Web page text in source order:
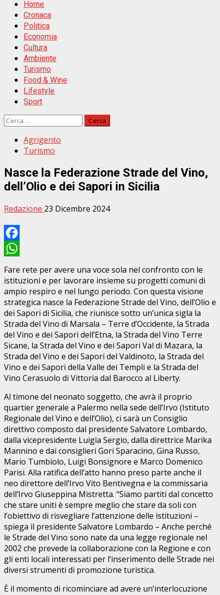
Home
Cronaca
Politica
Economia
Cultura
Ambiente
Turismo
Food & Wine
Lifestyle
Sport
Ricerca
Agrigento
Turismo
Nasce la Federazione Strade del Vino,
dell’Olio e dei Sapori in Sicilia
Redazione 23 Dicembre 2024
Facebook
WhatsApp
Fare rete per avere una voce sola nel confronto con le
istituzioni e per lavorare insieme su progetti comuni di
ampio respiro e nel lungo periodo. Con questa visione
strategica nasce la Federazione Strade del Vino, dell’Olio e
dei Sapori di Sicilia, che riunisce sotto un’unica sigla la
Strada del Vino di Marsala – Terre d’Occidente, la Strada
del Vino e dei Sapori dell’Etna, la Strada del Vino Terre
Sicane, la Strada del Vino e dei Sapori Val di Mazara, la
Strada del Vino e dei Sapori del Valdinoto, la Strada del
Vino e dei Sapori della Valle dei Templi e la Strada del
Vino Cerasuolo di Vittoria dal Barocco al Liberty.
Al timone del neonato soggetto, che avrà il proprio
quartier generale a Palermo nella sede dell’Irvo (Istituto
Regionale del Vino e dell’Olio), ci sarà un Consiglio
direttivo composto dal presidente Salvatore Lombardo,
dalla vicepresidente Luigia Sergio, dalla direttrice Marika
Mannino e dai consiglieri Gori Sparacino, Gina Russo,
Mario Tumbiolo, Luigi Bonsignore e Marco Domenico
Parisi. Alla ratifica dell’atto hanno preso parte anche il
neo direttore dell’Irvo Vito Bentivegna e la commissaria
dell’Irvo Giuseppina Mistretta. “Siamo partiti dal concetto
che stare uniti è sempre meglio che stare da soli con
l’obiettivo di risvegliare l’attenzione delle istituzioni –
spiega il presidente Salvatore Lombardo – Anche perché
le Strade del Vino sono nate da una legge regionale nel
2002 che prevede la collaborazione con la Regione e con
gli enti locali interessati per l’inserimento delle Strade nei
diversi strumenti di promozione turistica.
È il momento di ricominciare ad avere un’interlocuzione